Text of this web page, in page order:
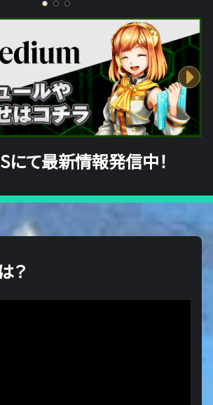
にて最新情報発信中！
？